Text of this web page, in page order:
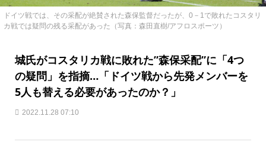
ドイツ戦では、その采配が絶賛された森保監督だったが、0－1で敗れたコスタリ
カ戦では疑問の残る采配があった（写真：森田直樹/アフロスポーツ）
城氏がコスタリカ戦に敗れた”森保采配”に「4つ
の疑問」を指摘…「ドイツ戦から先発メンバーを
5人も替える必要があったのか？」
2022.11.28 07:10